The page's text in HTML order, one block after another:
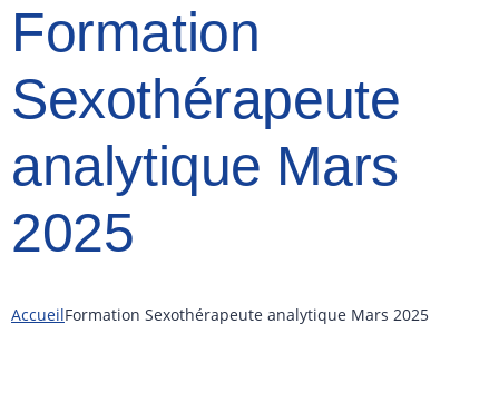
Formation
Sexothérapeute
analytique Mars
2025
AccueilFormation Sexothérapeute analytique Mars 2025